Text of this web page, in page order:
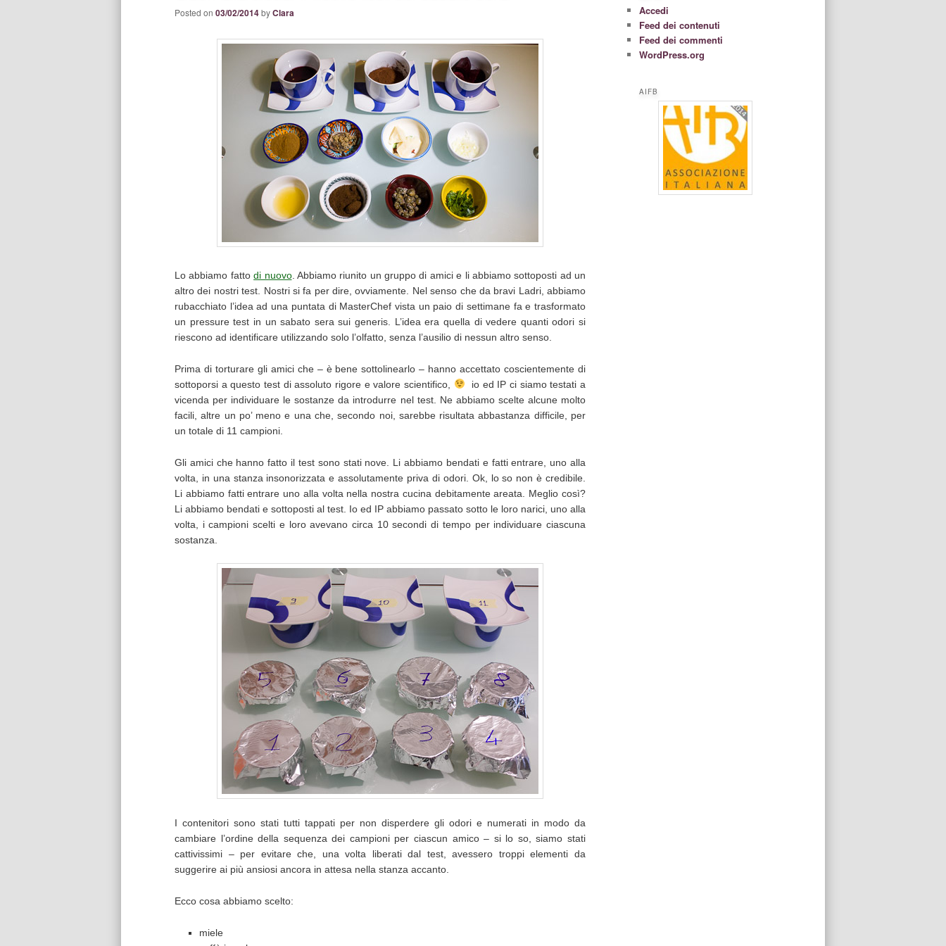
Posted on 03/02/2014byClara
Lo abbiamo fattodi nuovo. Abbiamo riunito un gruppo di amici e li abbiamo sottoposti ad un
altro dei nostri test. Nostri si fa per dire, ovviamente. Nel senso che da bravi Ladri, abbiamo
rubacchiato l’idea ad una puntata di MasterChef vista un paio di settimane fa e trasformato
un pressure test in un sabato sera sui generis. L’idea era quella di vedere quanti odori si
riescono ad identificare utilizzando solo l’olfatto, senza l’ausilio di nessun altro senso.
Prima di torturare gli amici che – è bene sottolinearlo – hanno accettato coscientemente di
sottoporsi a questo test di assoluto rigore e valore scientifico,
io ed IP ci siamo testati a
vicenda per individuare le sostanze da introdurre nel test. Ne abbiamo scelte alcune molto
facili, altre un po’ meno e una che, secondo noi, sarebbe risultata abbastanza difficile, per
un totale di 11 campioni.
Gli amici che hanno fatto il test sono stati nove. Li abbiamo bendati e fatti entrare, uno alla
volta, in una stanza insonorizzata e assolutamente priva di odori. Ok, lo so non è credibile.
Li abbiamo fatti entrare uno alla volta nella nostra cucina debitamente areata. Meglio così?
Li abbiamo bendati e sottoposti al test. Io ed IP abbiamo passato sotto le loro narici, uno alla
volta, i campioni scelti e loro avevano circa 10 secondi di tempo per individuare ciascuna
sostanza.
I contenitori sono stati tutti tappati per non disperdere gli odori e numerati in modo da
cambiare l’ordine della sequenza dei campioni per ciascun amico – si lo so, siamo stati
cattivissimi – per evitare che, una volta liberati dal test, avessero troppi elementi da
suggerire ai più ansiosi ancora in attesa nella stanza accanto.
Ecco cosa abbiamo scelto:
miele
Accedi
Feed dei contenuti
Feed dei commenti
WordPress.org
AIFB